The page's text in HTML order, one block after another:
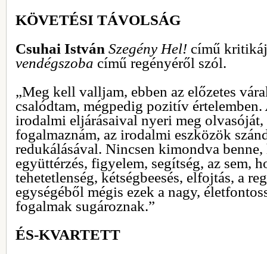
KÖVETÉSI TÁVOLSÁG
Csuhai István Szegény Hel! című
vendégszoba című regényéről szól.
„Meg kell valljam, ebben az előzetes
csalódtam, mégpedig pozitív értelemben.
irodalmi eljárásaival nyeri meg olvasóját,
fogalmaznám, az irodalmi eszközök
redukálásával. Nincsen kimondva benne,
együttérzés, figyelem, segítség, az sem,
tehetetlenség, kétségbeesés, elfojtás, a
egységéből mégis ezek a nagy,
fogalmak sugároznak.”
ÉS-KVARTETT